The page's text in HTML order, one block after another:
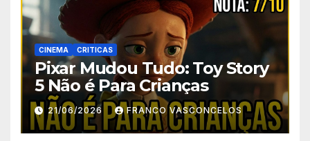
CINEMA CRITICAS
Pixar Mudou Tudo: Toy Story
5 Não é Para Crianças
21/06/2026 FRANCO VASCONCELOS